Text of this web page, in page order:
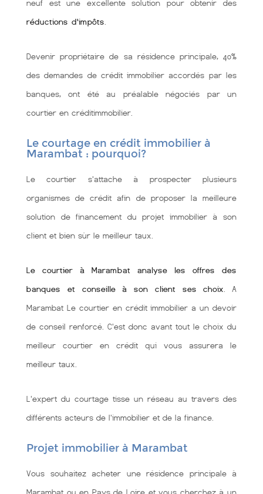
neuf est une excellente solution pour obtenir des
réductions d'impôts
Devenir propriétaire de sa résidence principale, 40%
des demandes de crédit immobilier accordés par les
banques, ont été au préalable négociés par un
courtier en créditimmobilier.
Le courtage en crédit immobilier à
Marambat : pourquoi?
Le courtier s'attache à prospecter plusieurs
organismes de crédit afin de proposer la meilleure
solution de financement du projet immobilier à son
client et bien sùr le meilleur taux.
Le courtier à Marambat analyse les offres des
banques et conseille à son client ses choix . A
Marambat Le courtier en crédit immobilier a un devoir
de conseil renforcé. C'est donc avant tout le choix du
meilleur courtier en crédit qui vous assurera le
meilleur taux.
L'expert du courtage tisse un réseau au travers des
différents acteurs de l'immobilier et de la finance.
Projet immobilier à Marambat
Vous souhaitez acheter une résidence principale à